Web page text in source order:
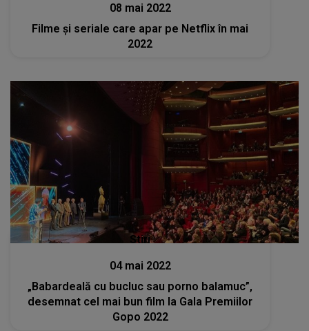
08 mai 2022
Filme şi seriale care apar pe Netflix în mai
2022
Stiri
04 mai 2022
„Babardeală cu bucluc sau porno balamuc”,
desemnat cel mai bun film la Gala Premiilor
Gopo 2022